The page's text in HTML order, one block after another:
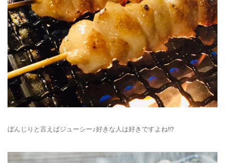
ぼんじりと言えばジューシー♪好きな人は好きですよね!!?